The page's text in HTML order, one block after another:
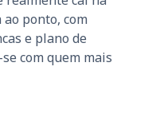
ponto, com
e plano de
com quem mais